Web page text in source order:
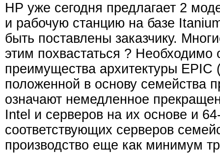
HP уже сегодня предлагает 2
и рабочую станцию на базе
быть поставлены заказчику.
этим похвастаться ? Необходимо
преимущества архитектуры
положенной в основу семейства
означают немедленное
Intel и серверов на их основе и
соответствующих серверов
производство еще как минимум